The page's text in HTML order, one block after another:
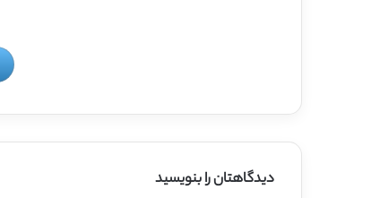
دیدگاهتان را بنویسید